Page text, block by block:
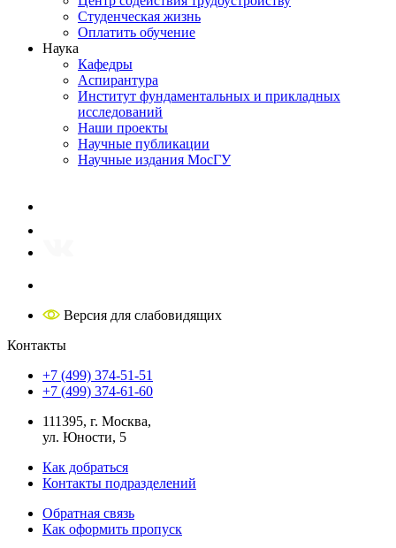
Студенческая жизнь
Оплатить обучение
Наука
Кафедры
Аспирантура
Институт фундаментальных и прикладных
исследований
Наши проекты
Научные публикации
Научные издания МосГУ
Версия для слабовидящих
Контакты
+7 (499) 374-51-51
+7 (499) 374-61-60
111395, г. Москва,
ул. Юности, 5
Как добраться
Контакты подразделений
Обратная связь
Как оформить пропуск